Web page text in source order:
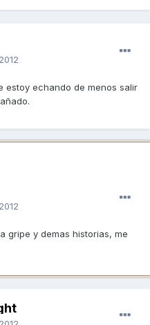
estoy echando de menos salir
gripe y demas historias, me